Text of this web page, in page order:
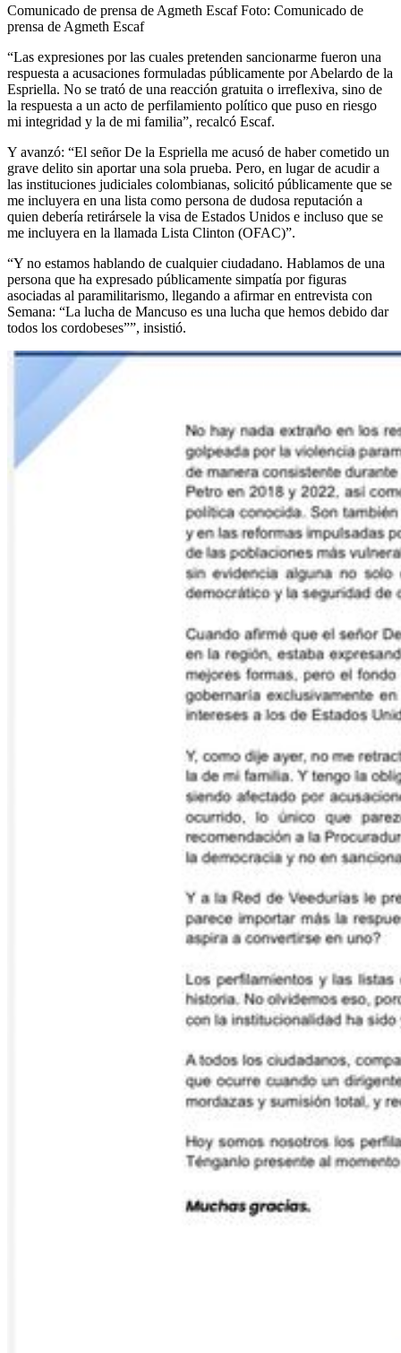
Comunicado de prensa de Agmeth EscafFoto: Comunicado de
prensa de Agmeth Escaf
“Las expresiones por las cuales pretenden sancionarme fueron una
respuesta a acusaciones formuladas públicamente por Abelardo de la
Espriella. No se trató de una reacción gratuita o irreflexiva, sino de
la respuesta a un acto de perfilamiento político que puso en riesgo
mi integridad y la de mi familia”, recalcó Escaf.
Y avanzó: “El señor De la Espriella me acusó de haber cometido un
grave delito sin aportar una sola prueba. Pero, en lugar de acudir a
las instituciones judiciales colombianas, solicitó públicamente que se
me incluyera en una lista como persona de dudosa reputación a
quien debería retirársele la visa de Estados Unidos e incluso que se
me incluyera en la llamada Lista Clinton (OFAC)”.
“Y no estamos hablando de cualquier ciudadano. Hablamos de una
persona que ha expresado públicamente simpatía por figuras
asociadas al paramilitarismo, llegando a afirmar en entrevista con
Semana: “La lucha de Mancuso es una lucha que hemos debido dar
todos los cordobeses””, insistió.